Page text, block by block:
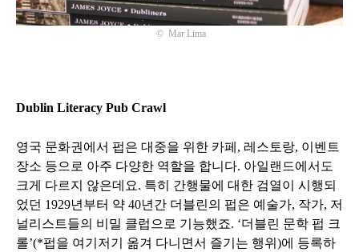
© Mar Lima
Dublin Literacy Pub Crawl
영국 문화권에서 펍은 대중을 위한 카페 , 레스토랑, 이벤트
장소 등으로 아주 다양한 역할을 합니다. 아일랜드에서도
크게 다르지 않은데요. 특히 간행물에 대한 검열이 시행되
었던 1929년부터 약 40년간 더블린의 펍은 예술가, 작가, 저
널리스트들의 비밀 클럽으로 기능했죠. ‘더블린 문학 펍 크
롤’(*펍을 여기저기 옮겨 다니면서 즐기는 행위 )에 등록하